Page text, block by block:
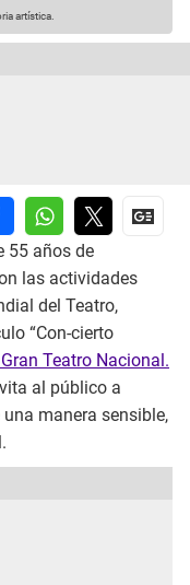
artística.
55 años de
las actividades
del Teatro,
“Con-cierto
Gran Teatro Nacional.
al público a
manera sensible,